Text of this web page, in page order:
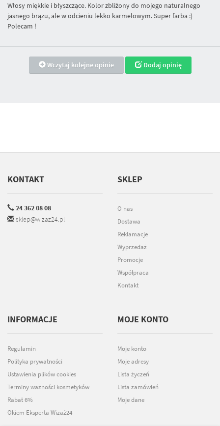
Włosy miękkie i błyszczące. Kolor zbliżony do mojego naturalnego
jasnego brązu, ale w odcieniu lekko karmelowym. Super farba :)
Polecam !
Wczytaj kolejne opinie Dodaj opinię
KONTAKT
24 362 08 08
sklep@wizaz24.pl
SKLEP
O nas
Dostawa
Reklamacje
Wyprzedaż
Promocje
Współpraca
Kontakt
INFORMACJE
Regulamin
Polityka prywatności
Ustawienia plików cookies
Terminy ważności kosmetyków
Rabat 6%
Okiem Eksperta Wizaż24
MOJE KONTO
Moje konto
Moje adresy
Lista życzeń
Lista zamówień
Moje dane